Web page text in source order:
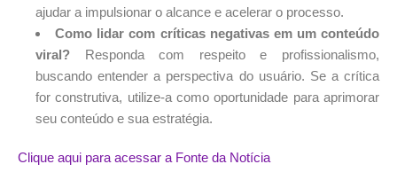
ajudar a impulsionar o alcance e acelerar o processo.
Como lidar com críticas negativas em um conteúdo
viral? Responda com respeito e profissionalismo,
buscando entender a perspectiva do usuário. Se a crítica
for construtiva, utilize-a como oportunidade para aprimorar
seu conteúdo e sua estratégia.
Clique aqui para acessar a Fonte da Notícia